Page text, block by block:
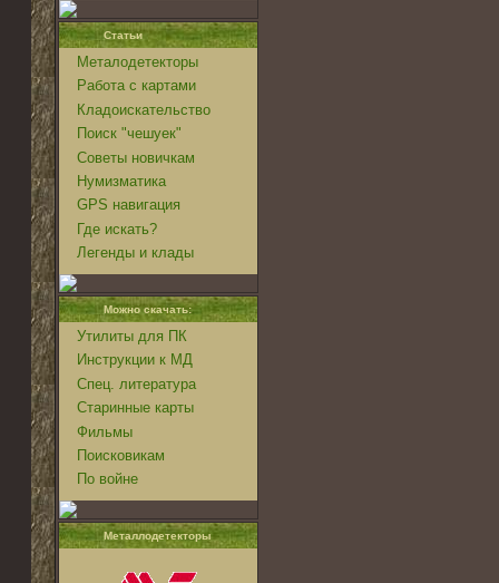
Статьи
Металодетекторы
Работа с картами
Кладоискательство
Поиск "чешуек"
Советы новичкам
Нумизматика
GPS навигация
Где искать?
Легенды и клады
Можно скачать:
Утилиты для ПК
Инструкции к МД
Спец. литература
Старинные карты
Фильмы
Поисковикам
По войне
Металлодетекторы